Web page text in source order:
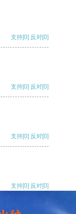
支持[0] 反对[0]
支持[0] 反对[0]
支持[0] 反对[0]
支持[0] 反对[0]